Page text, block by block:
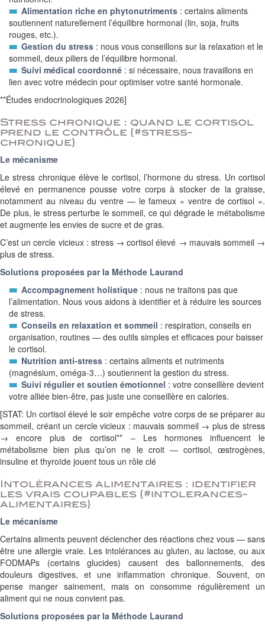
Alimentation riche en phytonutriments : certains aliments
soutiennent naturellement l’équilibre hormonal (lin, soja, fruits
rouges, etc.).
Gestion du stress : nous vous conseillons sur la relaxation et le
sommeil, deux piliers de l’équilibre hormonal.
Suivi médical coordonné : si nécessaire, nous travaillons en
lien avec votre médecin pour optimiser votre santé hormonale.
**Études endocrinologiques 2026]
Stress chronique : quand le cortisol
prend le contrôle {#stress-
chronique}
Le mécanisme
Le stress chronique élève le cortisol, l’hormone du stress. Un cortisol
élevé en permanence pousse votre corps à stocker de la graisse,
notamment au niveau du ventre — le fameux « ventre de cortisol ».
De plus, le stress perturbe le sommeil, ce qui dégrade le métabolisme
et augmente les envies de sucre et de gras.
C’est un cercle vicieux : stress → cortisol élevé → mauvais sommeil →
plus de stress.
Solutions proposées par la Méthode Laurand
Accompagnement holistique : nous ne traitons pas que
l’alimentation. Nous vous aidons à identifier et à réduire les sources
de stress.
Conseils en relaxation et sommeil : respiration, conseils en
organisation, routines — des outils simples et efficaces pour baisser
le cortisol.
Nutrition anti-stress : certains aliments et nutriments
(magnésium, oméga-3…) soutiennent la gestion du stress.
Suivi régulier et soutien émotionnel : votre conseillère devient
votre alliée bien-être, pas juste une conseillère en calories.
[STAT: Un cortisol élevé le soir empêche votre corps de se préparer au
sommeil, créant un cercle vicieux : mauvais sommeil → plus de stress
→ encore plus de cortisol** – Les hormones influencent le
métabolisme bien plus qu’on ne le croit — cortisol, œstrogènes,
insuline et thyroïde jouent tous un rôle clé
Intolérances alimentaires : identifier
les vrais coupables {#intolerances-
alimentaires}
Le mécanisme
Certains aliments peuvent déclencher des réactions chez vous — sans
être une allergie vraie. Les intolérances au gluten, au lactose, ou aux
FODMAPs (certains glucides) causent des ballonnements, des
douleurs digestives, et une inflammation chronique. Souvent, on
pense manger sainement, mais on consomme régulièrement un
aliment qui ne nous convient pas.
Solutions proposées par la Méthode Laurand